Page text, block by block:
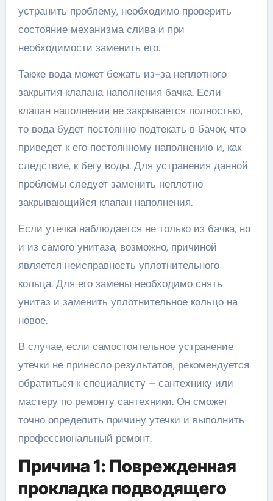
устранить проблему, необходимо проверить
состояние механизма слива и при
необходимости заменить его.
Также вода может бежать из-за неплотного
закрытия клапана наполнения бачка. Если
клапан наполнения не закрывается полностью,
то вода будет постоянно подтекать в бачок, что
приведет к его постоянному наполнению и, как
следствие, к бегу воды. Для устранения данной
проблемы следует заменить неплотно
закрывающийся клапан наполнения.
Если утечка наблюдается не только из бачка, но
и из самого унитаза, возможно, причиной
является неисправность уплотнительного
кольца. Для его замены необходимо снять
унитаз и заменить уплотнительное кольцо на
новое.
В случае, если самостоятельное устранение
утечки не принесло результатов, рекомендуется
обратиться к специалисту – сантехнику или
мастеру по ремонту сантехники. Он сможет
точно определить причину утечки и выполнить
профессиональный ремонт.
Причина 1: Поврежденная
прокладка подводящего